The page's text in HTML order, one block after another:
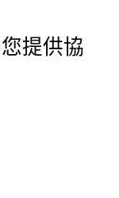
提供協